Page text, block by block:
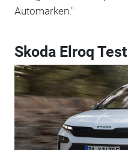
Automarken."
Skoda Elroq